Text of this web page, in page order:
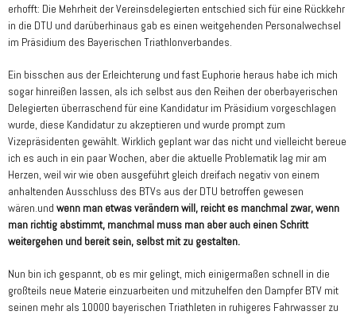
erhofft: Die Mehrheit der Vereinsdelegierten entschied sich für eine Rückkehr
in die DTU und darüberhinaus gab es einen weitgehenden Personalwechsel
im Präsidium des Bayerischen Triathlonverbandes.
Ein bisschen aus der Erleichterung und fast Euphorie heraus habe ich mich
sogar hinreißen lassen, als ich selbst aus den Reihen der oberbayerischen
Delegierten überraschend für eine Kandidatur im Präsidium vorgeschlagen
wurde, diese Kandidatur zu akzeptieren und wurde prompt zum
Vizepräsidenten gewählt. Wirklich geplant war das nicht und vielleicht bereue
ich es auch in ein paar Wochen, aber die aktuelle Problematik lag mir am
Herzen, weil wir wie oben ausgeführt gleich dreifach negativ von einem
anhaltenden Ausschluss des BTVs aus der DTU betroffen gewesen
wären.und wenn man etwas verändern will, reicht es manchmal zwar, wenn
man richtig abstimmt, manchmal muss man aber auch einen Schritt
weitergehen und bereit sein, selbst mit zu gestalten.
Nun bin ich gespannt, ob es mir gelingt, mich einigermaßen schnell in die
großteils neue Materie einzuarbeiten und mitzuhelfen den Dampfer BTV mit
seinen mehr als 10000 bayerischen Triathleten in ruhigeres Fahrwasser zu